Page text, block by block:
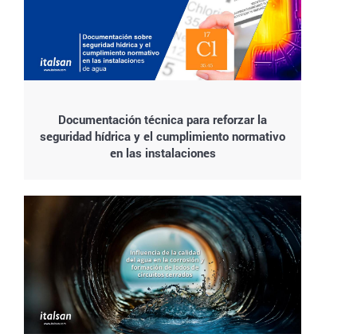
Documentación técnica para reforzar la
seguridad hídrica y el cumplimiento normativo
en las instalaciones